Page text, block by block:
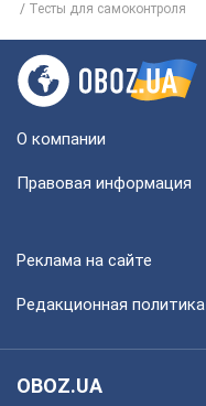
Тесты для самоконтроля
О компании
Правовая информация
Реклама на сайте
Редакционная политика
OBOZ.UA